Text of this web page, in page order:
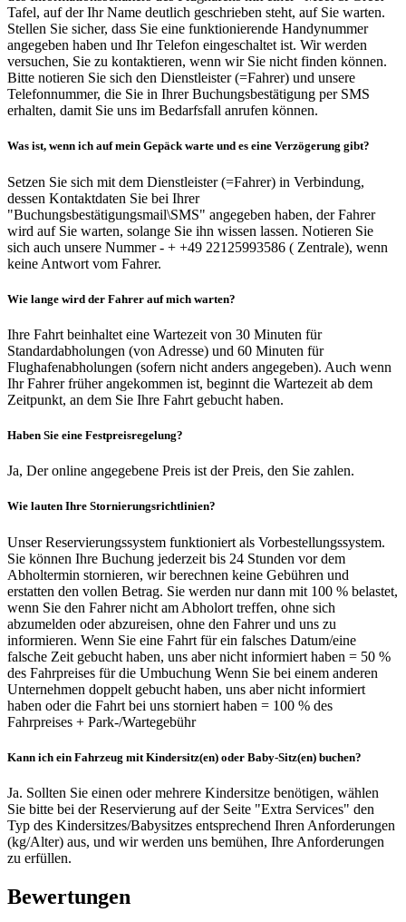
Tafel, auf der Ihr Name deutlich geschrieben steht, auf Sie warten.
Stellen Sie sicher, dass Sie eine funktionierende Handynummer
angegeben haben und Ihr Telefon eingeschaltet ist. Wir werden
versuchen, Sie zu kontaktieren, wenn wir Sie nicht finden können.
Bitte notieren Sie sich den Dienstleister (=Fahrer) und unsere
Telefonnummer, die Sie in Ihrer Buchungsbestätigung per SMS
erhalten, damit Sie uns im Bedarfsfall anrufen können.
Was ist, wenn ich auf mein Gepäck warte und es eine Verzögerung gibt?
Setzen Sie sich mit dem Dienstleister (=Fahrer) in Verbindung,
dessen Kontaktdaten Sie bei Ihrer
"Buchungsbestätigungsmail\SMS" angegeben haben, der Fahrer
wird auf Sie warten, solange Sie ihn wissen lassen. Notieren Sie
sich auch unsere Nummer - + +49 22125993586 ( Zentrale), wenn
keine Antwort vom Fahrer.
Wie lange wird der Fahrer auf mich warten?
Ihre Fahrt beinhaltet eine Wartezeit von 30 Minuten für
Standardabholungen (von Adresse) und 60 Minuten für
Flughafenabholungen (sofern nicht anders angegeben). Auch wenn
Ihr Fahrer früher angekommen ist, beginnt die Wartezeit ab dem
Zeitpunkt, an dem Sie Ihre Fahrt gebucht haben.
Haben Sie eine Festpreisregelung?
Ja, Der online angegebene Preis ist der Preis, den Sie zahlen.
Wie lauten Ihre Stornierungsrichtlinien?
Unser Reservierungssystem funktioniert als Vorbestellungssystem.
Sie können Ihre Buchung jederzeit bis 24 Stunden vor dem
Abholtermin stornieren, wir berechnen keine Gebühren und
erstatten den vollen Betrag. Sie werden nur dann mit 100 % belastet,
wenn Sie den Fahrer nicht am Abholort treffen, ohne sich
abzumelden oder abzureisen, ohne den Fahrer und uns zu
informieren. Wenn Sie eine Fahrt für ein falsches Datum/eine
falsche Zeit gebucht haben, uns aber nicht informiert haben = 50 %
des Fahrpreises für die Umbuchung Wenn Sie bei einem anderen
Unternehmen doppelt gebucht haben, uns aber nicht informiert
haben oder die Fahrt bei uns storniert haben = 100 % des
Fahrpreises + Park-/Wartegebühr
Kann ich ein Fahrzeug mit Kindersitz(en) oder Baby-Sitz(en) buchen?
Ja. Sollten Sie einen oder mehrere Kindersitze benötigen, wählen
Sie bitte bei der Reservierung auf der Seite "Extra Services" den
Typ des Kindersitzes/Babysitzes entsprechend Ihren Anforderungen
(kg/Alter) aus, und wir werden uns bemühen, Ihre Anforderungen
zu erfüllen.
Bewertungen